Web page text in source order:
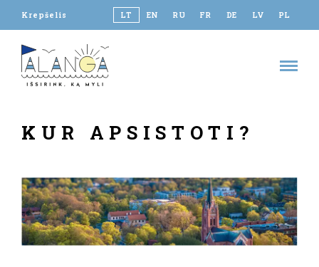
Krepšelis LT EN RU FR DE LV PL
KUR APSISTOTI?